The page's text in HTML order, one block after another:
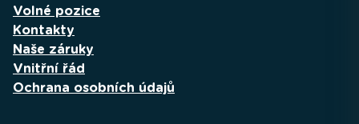
Volné pozice
Kontakty
Naše záruky
Vnitřní řád
Ochrana osobních údajů